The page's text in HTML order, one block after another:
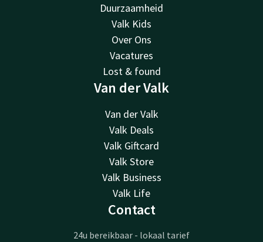
Duurzaamheid
Valk Kids
Over Ons
Vacatures
Lost & found
Van der Valk
Van der Valk
Valk Deals
Valk Giftcard
Valk Store
Valk Business
Valk Life
Contact
24u bereikbaar - lokaal tarief